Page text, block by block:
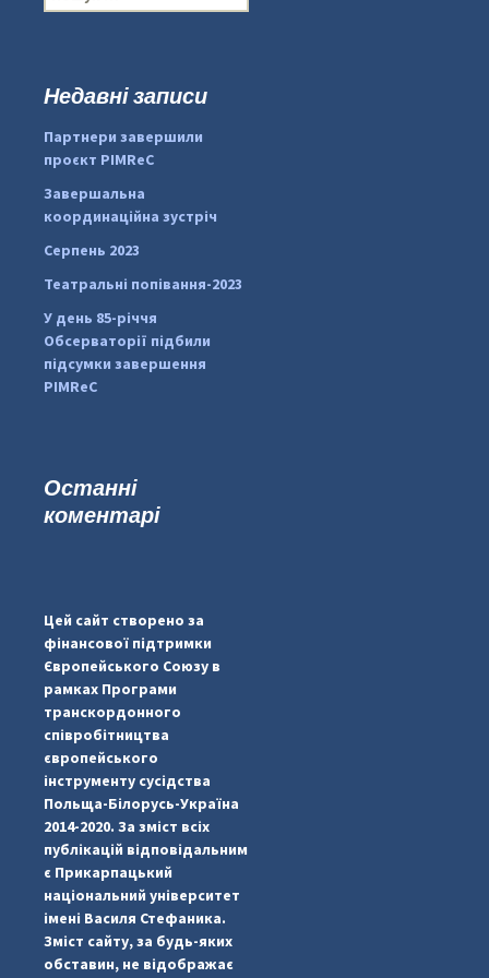
pimrec_project
о
:Недавні записи
Партнери завершили
проєкт PIMReC
Завершальна
координаційна зустріч
Серпень 2023
Театральні попівання-2023
У день 85-річчя
Обсерваторії підбили
підсумки завершення
PIMReC
Останні
коментарі
Цей сайт створено за
фінансової підтримки
Європейського Союзу в
рамках Програми
транскордонного
співробітництва
європейського
інструменту сусідства
Польща-Білорусь-Україна
2014-2020. За зміст всіх
публікацій відповідальним
є Прикарпацький
національний університет
імені Василя Стефаника.
Зміст сайту, за будь-яких
обставин, не відображає